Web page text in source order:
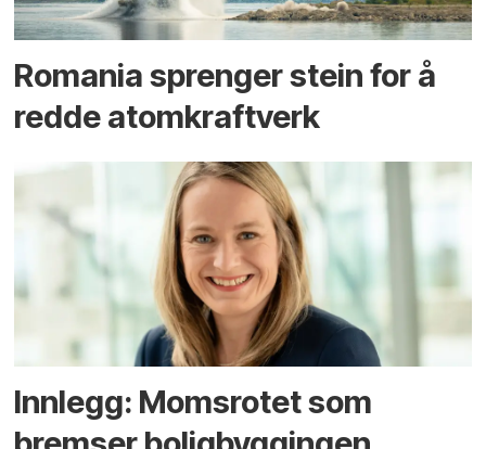
Romania sprenger stein for å
redde atomkraftverk
Innlegg: Moms­rotet som